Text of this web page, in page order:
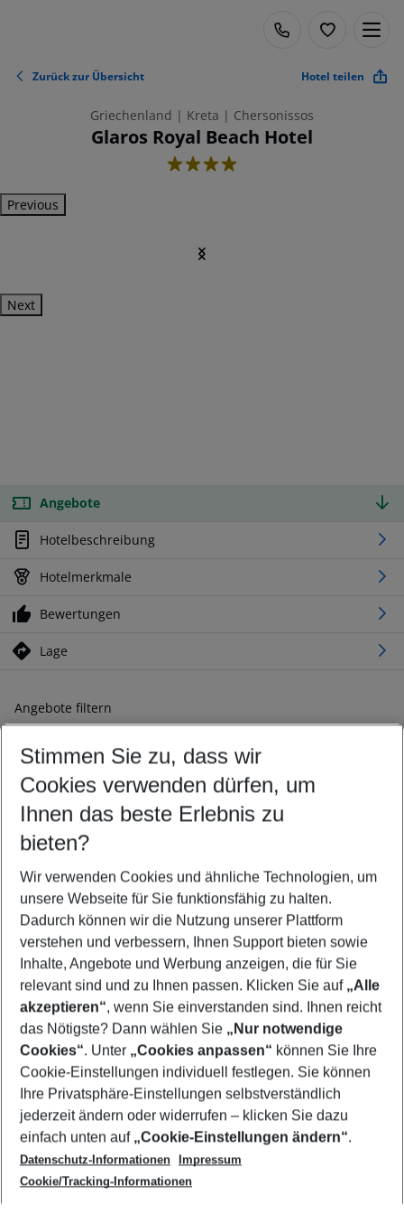
Zurück zur Übersicht Hotel teilen
Griechenland | Kreta | Chersonissos
Glaros Royal Beach Hotel
4
Previous
Next
Angebote
Hotelbeschreibung
Hotelmerkmale
Bewertungen
Lage
Angebote filtern
Ändern Sie Ihre Kriterien nach Ihren Wünschen
Abflughafen wählen
Beliebiger Abflughafen
Reisezeitraum wählen
10.08.26– 08.08.27 5-8 Nächte
2 Erwachsene Keine Kinder
Mehr Filter anzeigen
Footer
Footer navigation
Über uns
AGB
Cookie-Einstellungen ändern
Cookie-Richtlinie
Datenschutz
Service & Hilfe
Barrierefreies Reisen
Check-in
Folgen Sie uns
Stimmen Sie zu, dass wir
Cookies verwenden dürfen, um
Ihnen das beste Erlebnis zu
bieten?
Wir verwenden Cookies und ähnliche Technologien, um
unsere Webseite für Sie funktionsfähig zu halten.
Dadurch können wir die Nutzung unserer Plattform
verstehen und verbessern, Ihnen Support bieten sowie
Inhalte, Angebote und Werbung anzeigen, die für Sie
relevant sind und zu Ihnen passen. Klicken Sie auf „Alle
akzeptieren“, wenn Sie einverstanden sind. Ihnen reicht
das Nötigste? Dann wählen Sie „Nur notwendige
Cookies“. Unter „Cookies anpassen“ können Sie Ihre
Cookie-Einstellungen individuell festlegen. Sie können
Ihre Privatsphäre-Einstellungen selbstverständlich
jederzeit ändern oder widerrufen – klicken Sie dazu
einfach unten auf „Cookie-Einstellungen ändern“.
Datenschutz-Informationen
Impressum
Cookie/Tracking-Informationen